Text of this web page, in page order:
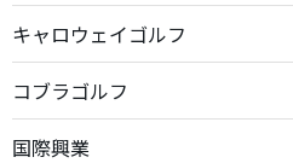
キャロウェイゴルフ
コブラゴルフ
国際興業